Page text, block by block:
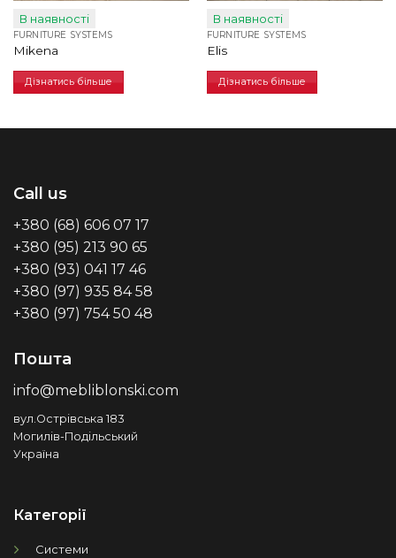
В наявності
FURNITURE SYSTEMS
Mikena
Дізнатись більше
В наявності
FURNITURE SYSTEMS
Elis
Дізнатись більше
Call us
+380 (68) 606 07 17
+380 (95) 213 90 65
+380 (93) 041 17 46
+380 (97) 935 84 58
+380 (97) 754 50 48
Пошта
info@mebliblonski.com
вул.Острівська 183
Могилів-Подільський
Україна
Категорії
Системи